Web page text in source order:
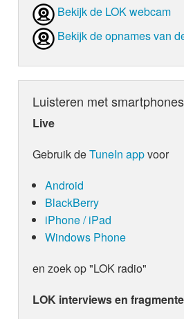
Bekijk de LOK webcam
Bekijk de opnames van
Luisteren met
Live
Gebruik deTuneIn appvoor
Android
BlackBerry
iPhone / iPad
Windows Phone
en zoek op "LOK radio"
LOK interviews en